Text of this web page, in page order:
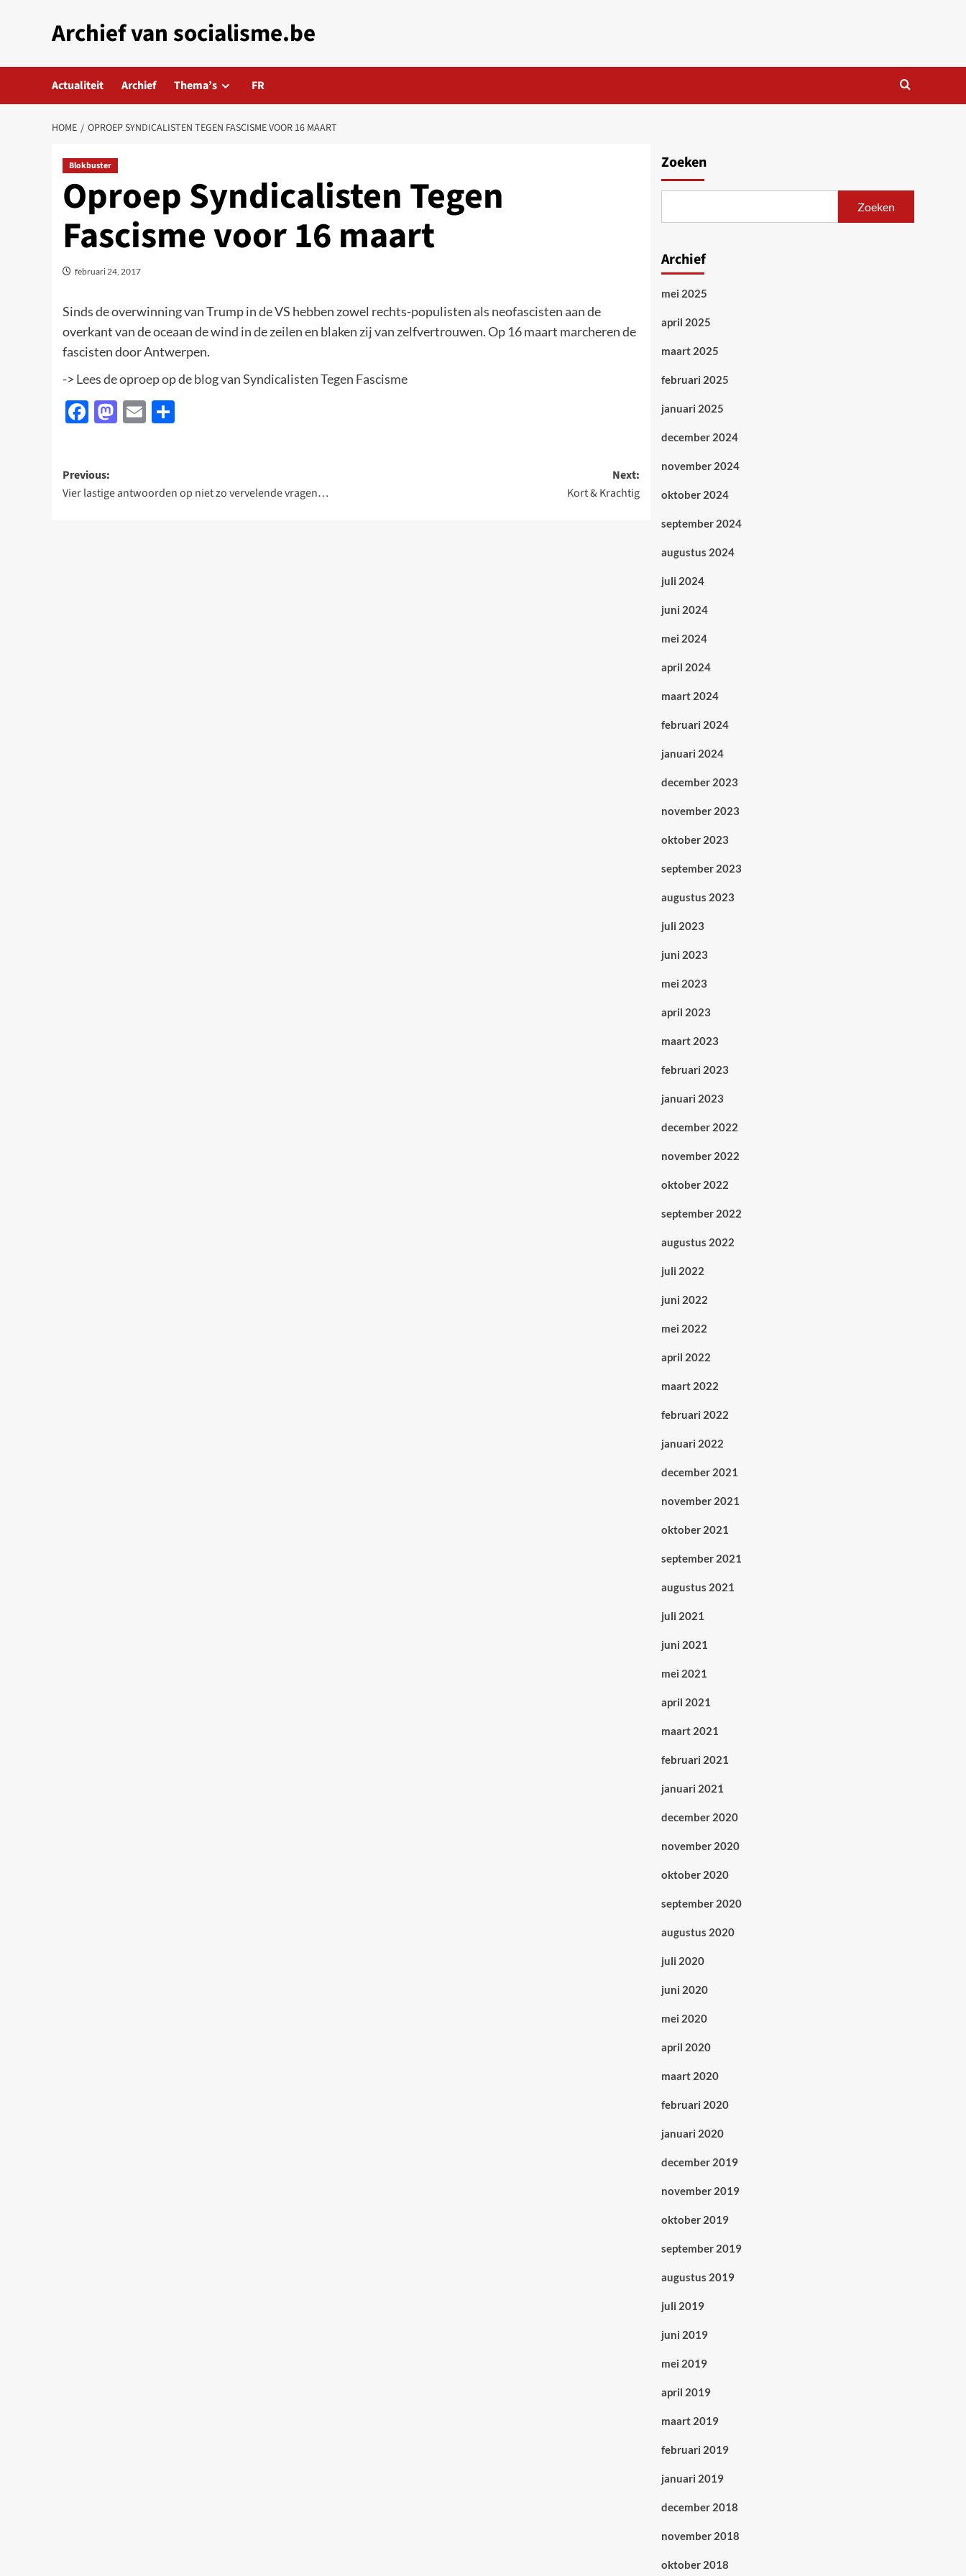
Archief van socialisme.be
Actualiteit Archief Thema’s FR
HOME OPROEP SYNDICALISTEN TEGEN FASCISME VOOR 16 MAART
Blokbuster
Oproep Syndicalisten Tegen
Fascisme voor 16 maart
februari 24, 2017
Sinds de overwinning van Trump in de VS hebben zowel rechts-populisten als neofascisten aan de
overkant van de oceaan de wind in de zeilen en blaken zij van zelfvertrouwen. Op 16 maart marcheren de
fascisten door Antwerpen.
-> Lees de oproep op de blog van Syndicalisten Tegen Fascisme
Facebook
Mastodon
Email
Post
navigation
Previous:
Vier lastige antwoorden op niet zo vervelende vragen…
Next:
Kort & Krachtig
Zoeken
Zoeken
Archief
mei 2025
april 2025
maart 2025
februari 2025
januari 2025
december 2024
november 2024
oktober 2024
september 2024
augustus 2024
juli 2024
juni 2024
mei 2024
april 2024
maart 2024
februari 2024
januari 2024
december 2023
november 2023
oktober 2023
september 2023
augustus 2023
juli 2023
juni 2023
mei 2023
april 2023
maart 2023
februari 2023
januari 2023
december 2022
november 2022
oktober 2022
september 2022
augustus 2022
juli 2022
juni 2022
mei 2022
april 2022
maart 2022
februari 2022
januari 2022
december 2021
november 2021
oktober 2021
september 2021
augustus 2021
juli 2021
juni 2021
mei 2021
april 2021
maart 2021
februari 2021
januari 2021
december 2020
november 2020
oktober 2020
september 2020
augustus 2020
juli 2020
juni 2020
mei 2020
april 2020
maart 2020
februari 2020
januari 2020
december 2019
november 2019
oktober 2019
september 2019
augustus 2019
juli 2019
juni 2019
mei 2019
april 2019
maart 2019
februari 2019
januari 2019
december 2018
november 2018
oktober 2018